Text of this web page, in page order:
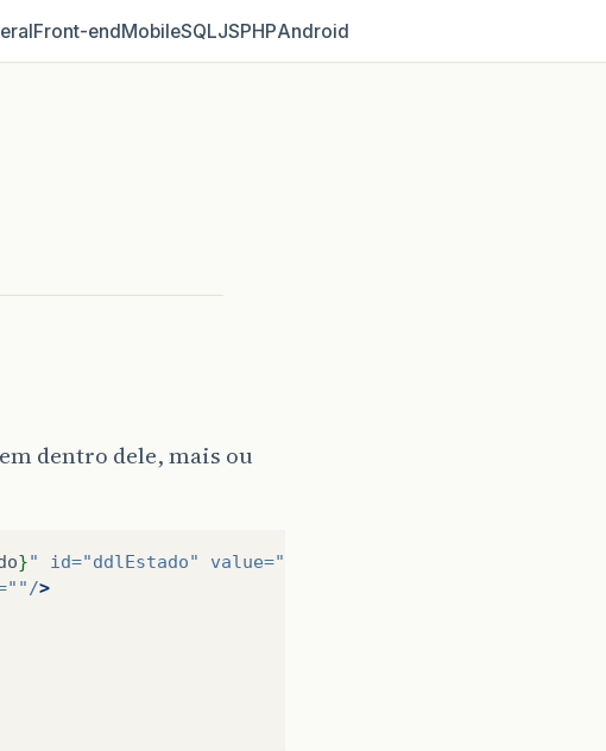
Front‑endMobileSQLJSPHPAndroid
dentro dele, mais ou
}" id="ddlEstado" value=
""/>